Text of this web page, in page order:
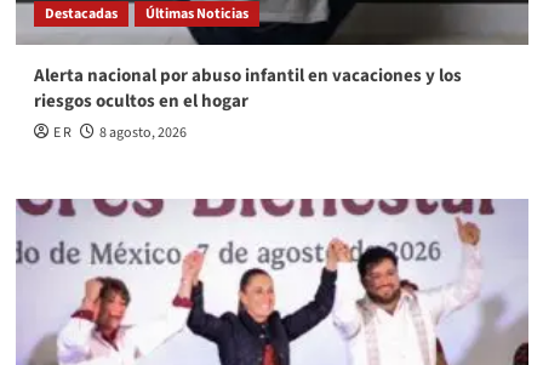
Destacadas Últimas Noticias
Alerta nacional por abuso infantil en vacaciones y los
riesgos ocultos en el hogar
E R 8 agosto, 2026